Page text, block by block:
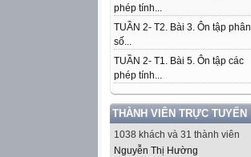
phép tính...
TUẦN 2- T2. Bài 3. Ôn tập phân
số...
TUẦN 2- T1. Bài 5. Ôn tập các
phép tính...
THÀNH VIÊN TRỰC TUYẾN
1038 khách và 31 thành viên
Nguyễn Thị Hường